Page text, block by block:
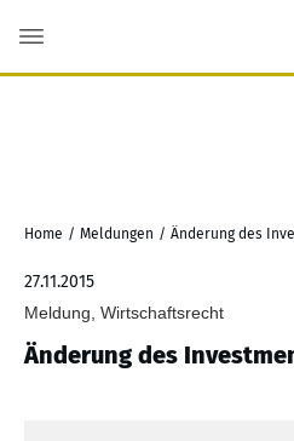
Home / Meldungen /
27.11.2015
Meldung, Wirtschaftsrecht
Änderung des